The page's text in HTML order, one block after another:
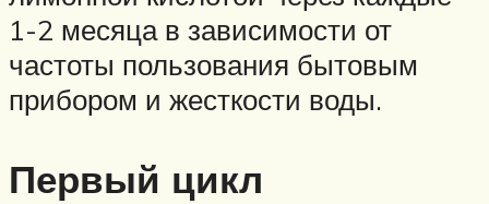
1-2 месяца в зависимости от
частоты пользования бытовым
прибором и жесткости воды.
Первый цикл